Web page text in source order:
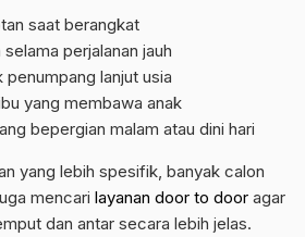
saat berangkat
perjalanan jauh
penumpang lanjut usia
yang membawa anak
bepergian malam atau dini hari
yang lebih spesifik, banyak calon
mencari layanan door to door agar
dan antar secara lebih jelas.